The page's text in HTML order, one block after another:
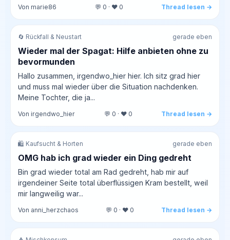
Von marie86 💬 0 · ❤️ 0 Thread lesen →
🔄 Rückfall & Neustart gerade eben
Wieder mal der Spagat: Hilfe anbieten ohne zu
bevormunden
Hallo zusammen, irgendwo_hier hier. Ich sitz grad hier
und muss mal wieder über die Situation nachdenken.
Meine Tochter, die ja...
Von irgendwo_hier 💬 0 · ❤️ 0 Thread lesen →
🛍️ Kaufsucht & Horten gerade eben
OMG hab ich grad wieder ein Ding gedreht
Bin grad wieder total am Rad gedreht, hab mir auf
irgendeiner Seite total überflüssigen Kram bestellt, weil
mir langweilig war...
Von anni_herzchaos 💬 0 · ❤️ 0 Thread lesen →